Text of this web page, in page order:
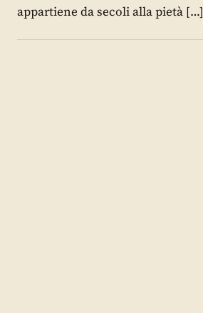
appartiene da secoli alla pietà […]